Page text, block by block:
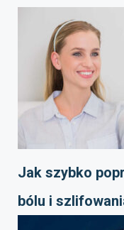
Jak szybko
bólu i